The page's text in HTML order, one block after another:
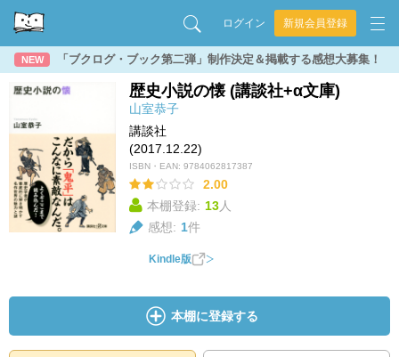
ログイン 新規会員登録
NEW 「ブクログ・ブック第二弾」制作決定＆掲載する感想大募集！
歴史小説の懐 (講談社+α文庫)
山室恭子
講談社
(2017.12.22)
ISBN・EAN: 9784062817387
2.00
本棚登録: 13人
感想: 1件
Kindle版
本棚に登録する